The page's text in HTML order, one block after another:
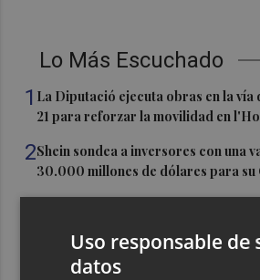
Lo Más Escuchado
1 La Diputació ejecuta obras en la vía
21 para reforzar la movilidad en
2Shein sondea a inversores con una
30.000 millones de dólares para su
La Femp se coordina con los
Uso responsable de
datos